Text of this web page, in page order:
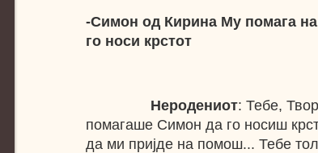
-Симон од Кирина Му помага
го носи крстот
Неродениот: Тебе,
помагаше Симон да го носиш
да ми пријде на помош... Тебе